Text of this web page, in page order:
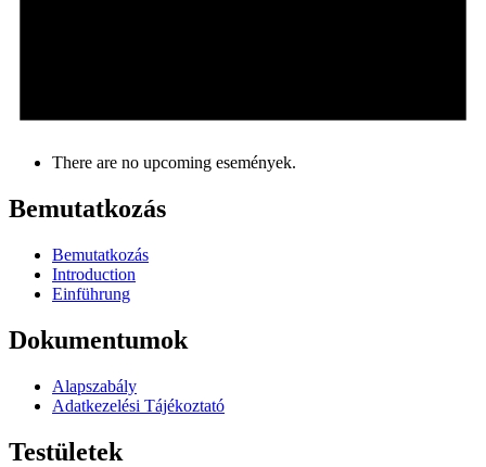
There are no upcoming események.
Bemutatkozás
Bemutatkozás
Introduction
Einführung
Dokumentumok
Alapszabály
Adatkezelési Tájékoztató
Testületek